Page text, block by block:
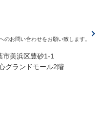
お問い合わせをお願い致します。
市美浜区豊砂1-1
グランドモール2階